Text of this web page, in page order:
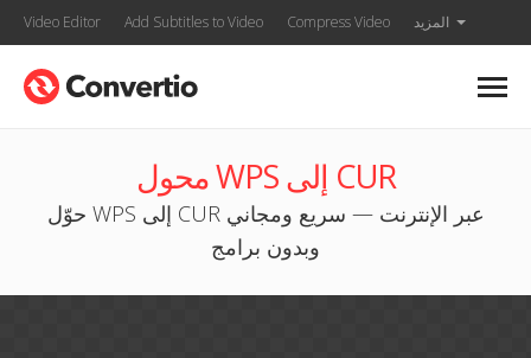
Video Editor Add Subtitles to Video Compress Video المزيد
محول WPS إلى CUR
حوّل WPS إلى CUR عبر الإنترنت — سريع ومجاني
وبدون برامج